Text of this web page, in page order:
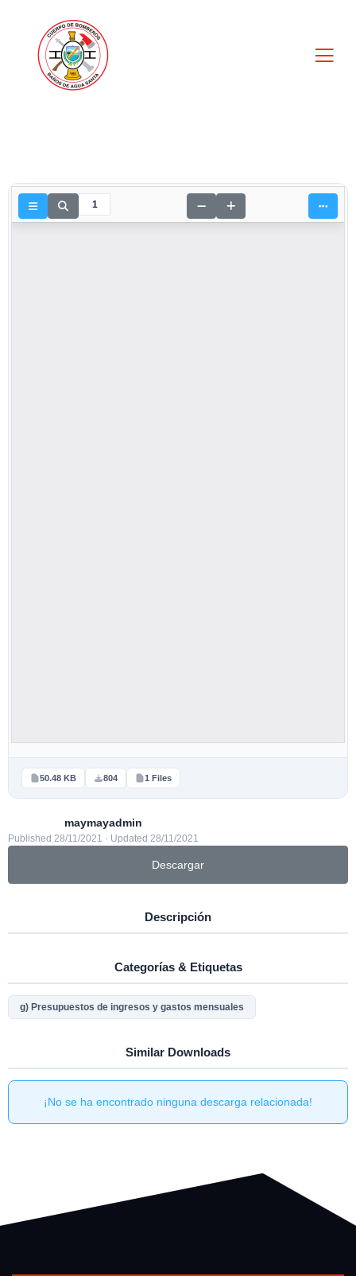
50.48 KB 804 1 Files
maymayadmin
Published 28/11/2021 · Updated 28/11/2021
Descargar
Descripción
Categorías & Etiquetas
g) Presupuestos de ingresos y gastos mensuales
Similar Downloads
¡No se ha encontrado ninguna descarga relacionada!